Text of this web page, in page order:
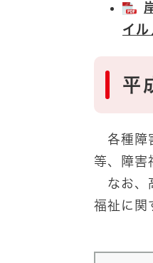
イ
平
各種障
等、障害
なお、
福祉に関